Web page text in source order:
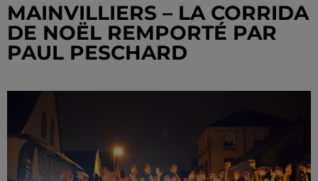
MAINVILLIERS – LA CORRIDA
DE NOËL REMPORTÉ PAR
PAUL PESCHARD